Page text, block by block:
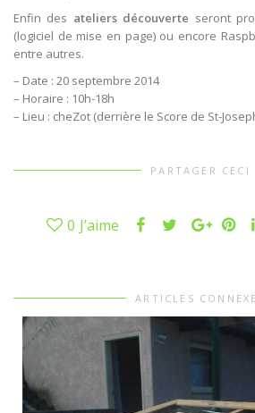
Enfin des ateliers découverte seront
(logiciel de mise en page) ou encore
entre autres.
– Date : 20 septembre 2014
– Horaire : 10h-18h
– Lieu : cheZot (derrière le Score de St-
PARTAGER CECI
0 J’aime
ARTICLES